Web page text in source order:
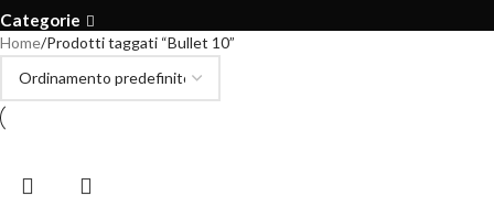
Categorie
Home Prodotti taggati “Bullet 10”